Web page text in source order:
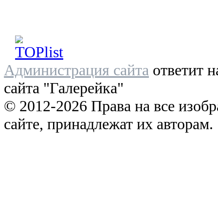
Администрация сайта ответит
сайта "Галерейка"
© 2012-2026 Права на все
сайте, принадлежат их авторам.